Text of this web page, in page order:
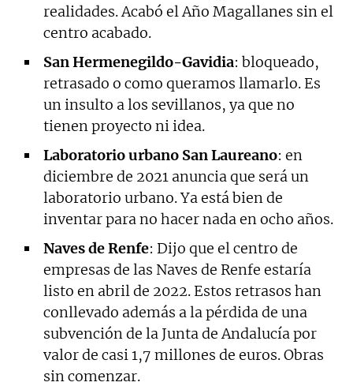
realidades. Acabó el Año Magallanes sin el
centro acabado.
San Hermenegildo-Gavidia: bloqueado,
retrasado o como queramos llamarlo. Es
un insulto a los sevillanos, ya que no
tienen proyecto ni idea.
Laboratorio urbano San Laureano: en
diciembre de 2021 anuncia que será un
laboratorio urbano. Ya está bien de
inventar para no hacer nada en ocho años.
Naves de Renfe: Dijo que el centro de
empresas de las Naves de Renfe estaría
listo en abril de 2022. Estos retrasos han
conllevado además a la pérdida de una
subvención de la Junta de Andalucía por
valor de casi 1,7 millones de euros. Obras
sin comenzar.